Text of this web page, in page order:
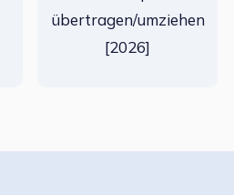
übertragen/umziehen
[2026]